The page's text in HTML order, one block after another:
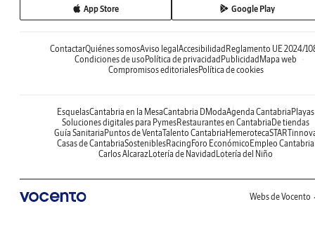
App Store Google Play
ContactarQuiénes somosAviso legal Accesibilidad Reglamento UE 2024/
Condiciones de uso Política de privacidad Publicidad Mapa web
Compromisos editorialesPolítica de cookies
EsquelasCantabria en la MesaCantabria DModaAgenda Cantabria Playas
Soluciones digitales para PymesRestaurantes en Cantabria De tiendas
Guía Sanitaria Puntos de VentaTalento Cantabria Hemeroteca
Casas de CantabriaSosteniblesRacing Foro Económico Empleo Cantabria
Carlos AlcarazLotería de Navidad Lotería del Niño
Webs de Vocento